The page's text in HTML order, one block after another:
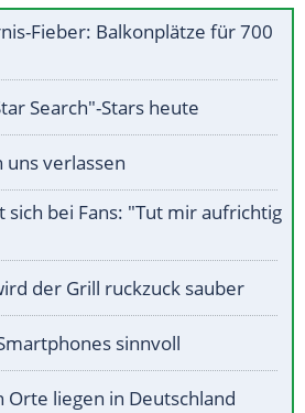
Fieber: Balkonplätze für 700
Search"-Stars heute
uns verlassen
sich bei Fans: "Tut mir aufrichtig
der Grill ruckzuck sauber
sinnvoll
liegen in Deutschland